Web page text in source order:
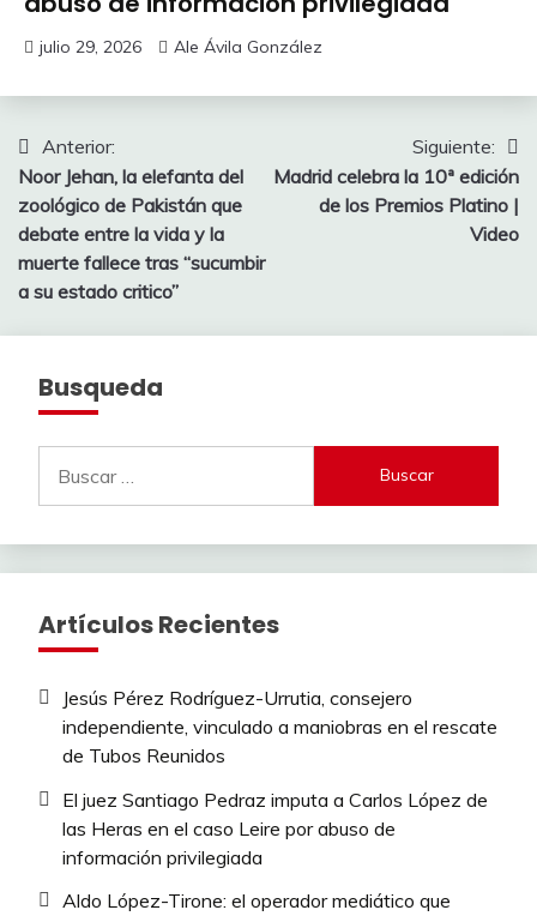
julio 29, 2026 Ale Ávila González
Navegación
de
entradas
Anterior:
Noor Jehan, la elefanta del
zoológico de Pakistán que
debate entre la vida y la
muerte fallece tras “sucumbir
a su estado critico”
Siguiente:
Madrid celebra la 10ª edición
de los Premios Platino |
Video
Busqueda
Artículos Recientes
Jesús Pérez Rodríguez-Urrutia, consejero
independiente, vinculado a maniobras en el rescate
de Tubos Reunidos
El juez Santiago Pedraz imputa a Carlos López de
las Heras en el caso Leire por abuso de
información privilegiada
Aldo López-Tirone: el operador mediático que